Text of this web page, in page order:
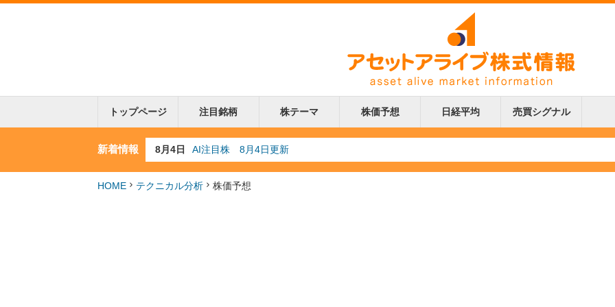
トップページ 注目銘柄 株テーマ 株価予想 日経平均 売買シグナル
新着情報 8月4日 AI注目株 8月4日更新
8月3日
人気業種注目株 8月3日更新
8月2日
金融注目株 8月2日更新
7月29日
日経225シグナル点灯
7月10日
半導体注目株 7月10日更新
HOME テクニカル分析 株価予想